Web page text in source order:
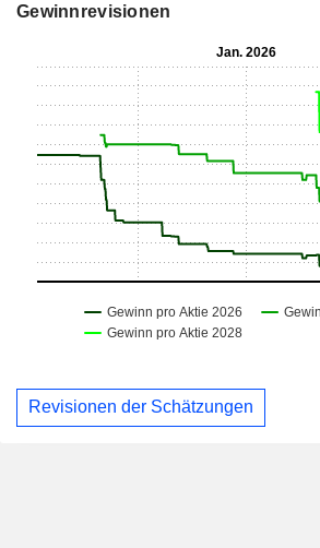
Gewinnrevisionen
Revisionen der Schätzungen